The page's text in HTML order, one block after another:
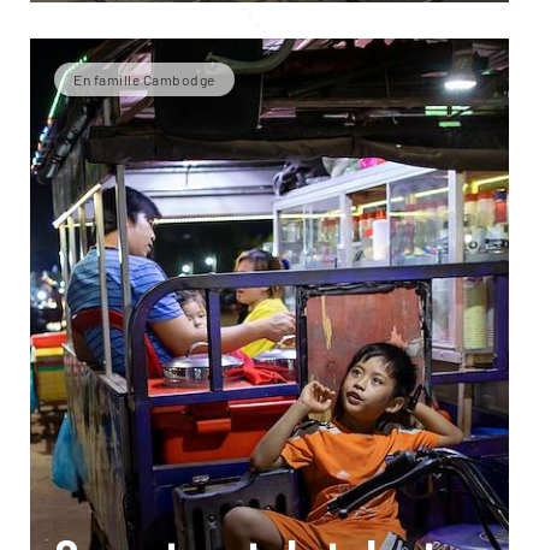
En famille Cambodge